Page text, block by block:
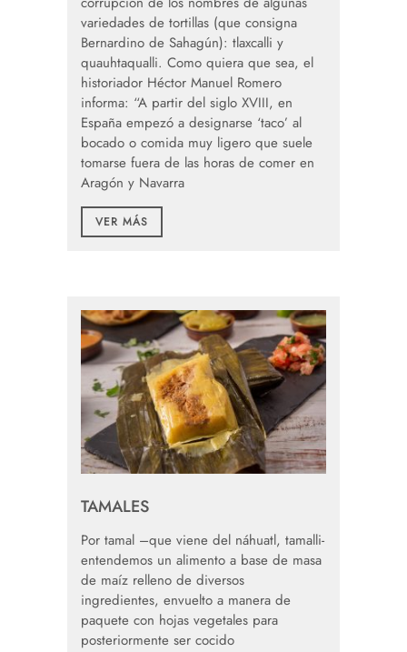
variedades de tortillas (que consigna
Bernardino de Sahagún): tlaxcalli y
quauhtaqualli. Como quiera que sea, el
historiador Héctor Manuel Romero
informa: “A partir del siglo XVIII, en
España empezó a designarse ‘taco’ al
bocado o comida muy ligero que suele
tomarse fuera de las horas de comer en
Aragón y Navarra
VER MÁS
TAMALES
Por tamal –que viene del náhuatl, tamalli-
entendemos un alimento a base de masa
de maíz relleno de diversos
ingredientes, envuelto a manera de
paquete con hojas vegetales para
posteriormente ser cocido